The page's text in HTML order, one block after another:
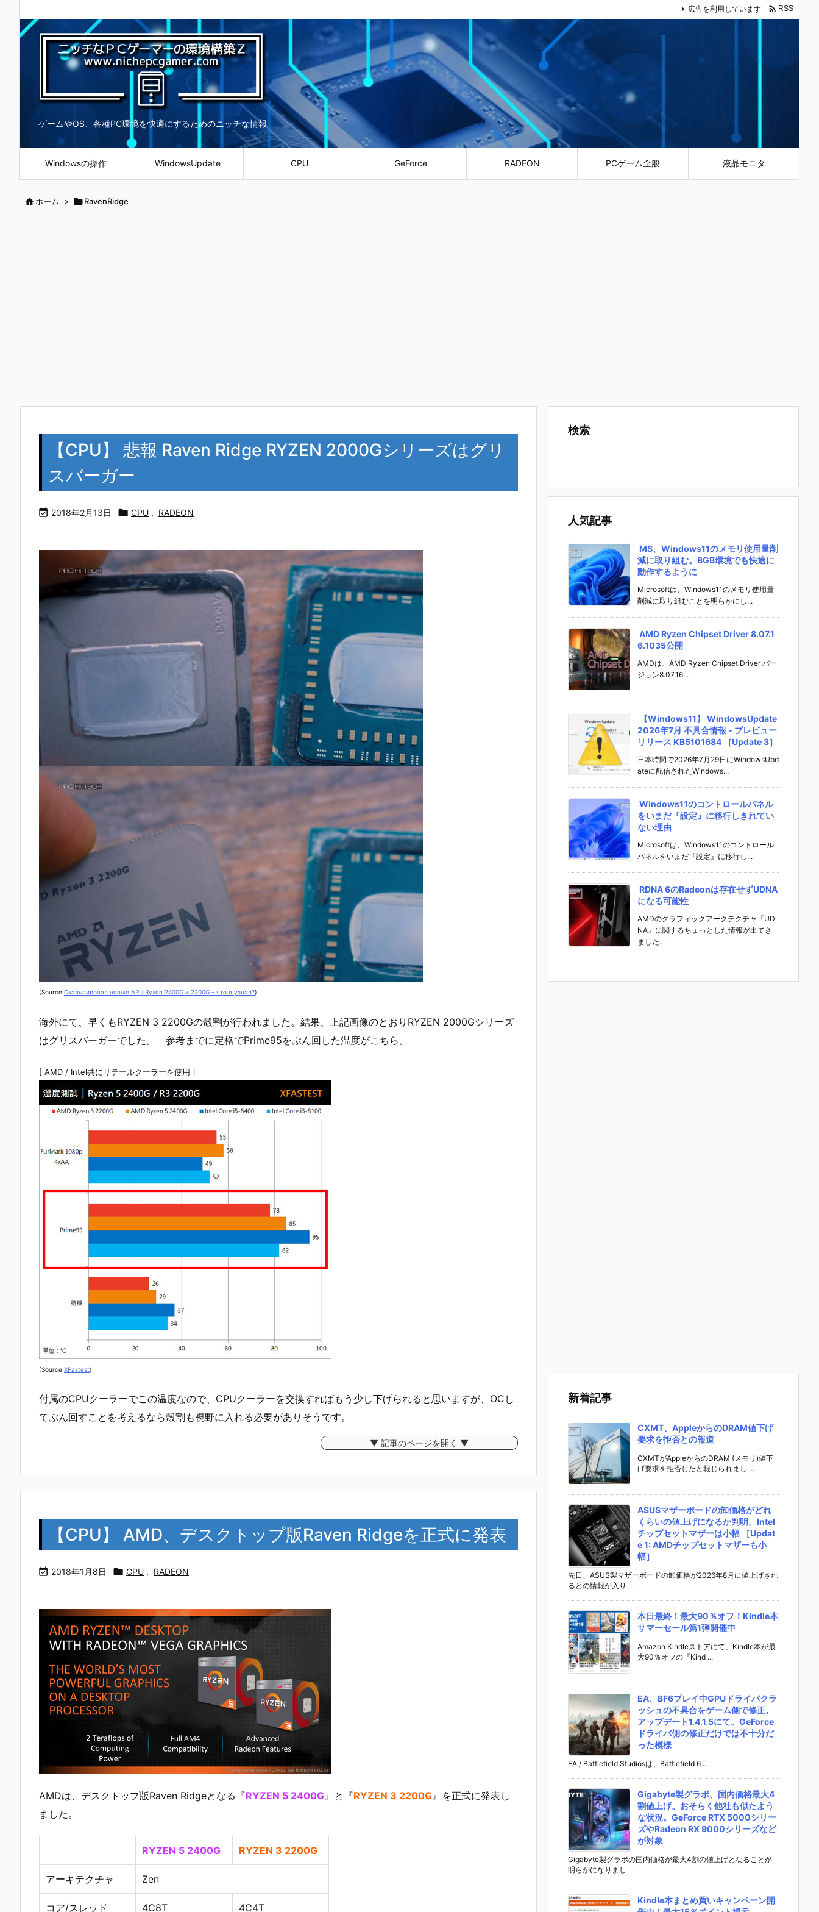
ゲームやOS、各種PC環境を快適にするためのニッチな情報
Windowsの操作 WindowsUpdate CPU GeForce RADEON PCゲーム全般 液晶モニタ
広告を利用しています  RSS
ホーム > RavenRidge
【CPU】 悲報 Raven Ridge RYZEN 2000Gシリーズはグリ
スバーガー
 2018年2月13日  CPU , RADEON
(Source:Скальпировал новые APU Ryzen 2400G и 2200G - что я узнал?)
海外にて、早くもRYZEN 3 2200Gの殻割が行われました。結果、上記画像のとおりRYZEN 2000Gシリーズ
はグリスバーガーでした。 参考までに定格でPrime95をぶん回した温度がこちら。
[ AMD / Intel共にリテールクーラーを使用 ]
(Source:XFastest)
付属のCPUクーラーでこの温度なので、CPUクーラーを交換すればもう少し下げられると思いますが、OCし
てぶん回すことを考えるなら殻割も視野に入れる必要がありそうです。
▼ 記事のページを開く ▼
【CPU】 AMD、デスクトップ版Raven Ridgeを正式に発表
 2018年1月8日  CPU , RADEON
AMDは、デスクトップ版Raven Ridgeとなる『RYZEN 5 2400G 』と『RYZEN 3 2200G 』を正式に発表し
ました。
RYZEN 5 2400G RYZEN 3 2200G
アーキテクチャ Zen
コア/スレッド 4C8T 4C4T
検索
人気記事
MS、Windows11のメモリ使用量削
減に取り組む。8GB環境でも快適に
動作するように
Microsoftは、Windows11のメモリ使用量
削減に取り組むことを明らかにし...
AMD Ryzen Chipset Driver 8.07.1
6.1035公開
AMDは、AMD Ryzen Chipset Driver バー
ジョン8.07.16...
【Windows11】 WindowsUpdate
2026年7月 不具合情報 - プレビュー
リリース KB5101684 ［Update 3］
日本時間で2026年7月29日にWindowsUpd
ateに配信されたWindows...
Windows11のコントロールパネル
をいまだ『設定』に移行しきれてい
ない理由
Microsoftは、Windows11のコントロール
パネルをいまだ『設定』に移行し...
RDNA 6のRadeonは存在せずUDNA
になる可能性
AMDのグラフィックアークテクチャ『UD
NA』に関するちょっとした情報が出てき
ました...
新着記事
CXMT、AppleからのDRAM値下げ
要求を拒否との報道
CXMTがAppleからのDRAM (メモリ)値下
げ要求を拒否したと報じられまし ...
ASUSマザーボードの卸価格がどれ
くらいの値上げになるか判明。Intel
チップセットマザーは小幅 ［Updat
e 1: AMDチップセットマザーも小
幅］
先日、ASUS製マザーボードの卸価格が2026年8月に値上げされ
るとの情報が入り ...
本日最終！最大90％オフ！Kindle本
サマーセール第1弾開催中
Amazon Kindleストアにて、Kindle本が最
大90％オフの『Kind ...
EA、BF6プレイ中GPUドライバクラ
ッシュの不具合をゲーム側で修正。
アップデート1.4.1.5にて。GeForce
ドライバ側の修正だけでは不十分だ
った模様
EA / Battlefield Studiosは、Battlefield 6 ...
Gigabyte製グラボ、国内価格最大4
割値上げ。おそらく他社も似たよう
な状況。GeForce RTX 5000シリー
ズやRadeon RX 9000シリーズなど
が対象
Gigabyte製グラボの国内価格が最大4割の値上げとなることが
明らかになりまし ...
Kindle本まとめ買いキャンペーン開